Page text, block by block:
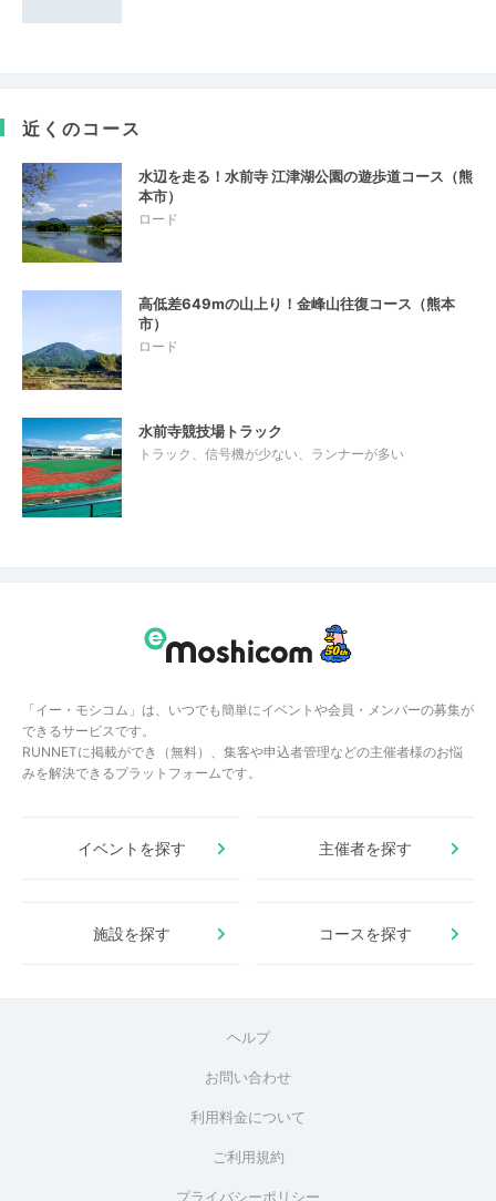
近くのコース
水辺を走る！水前寺 江津湖公園の遊歩道コース（熊
本市）
ロード
高低差649mの山上り！金峰山往復コース（熊本
市）
ロード
水前寺競技場トラック
トラック、信号機が少ない、ランナーが多い
「イー・モシコム」は、いつでも簡単にイベントや会員・メンバーの募集が
できるサービスです。
RUNNETに掲載ができ（無料）、集客や申込者管理などの主催者様のお悩
みを解決できるプラットフォームです。
イベントを探す 主催者を探す
施設を探す コースを探す
ヘルプ
お問い合わせ
利用料金について
ご利用規約
プライバシーポリシー